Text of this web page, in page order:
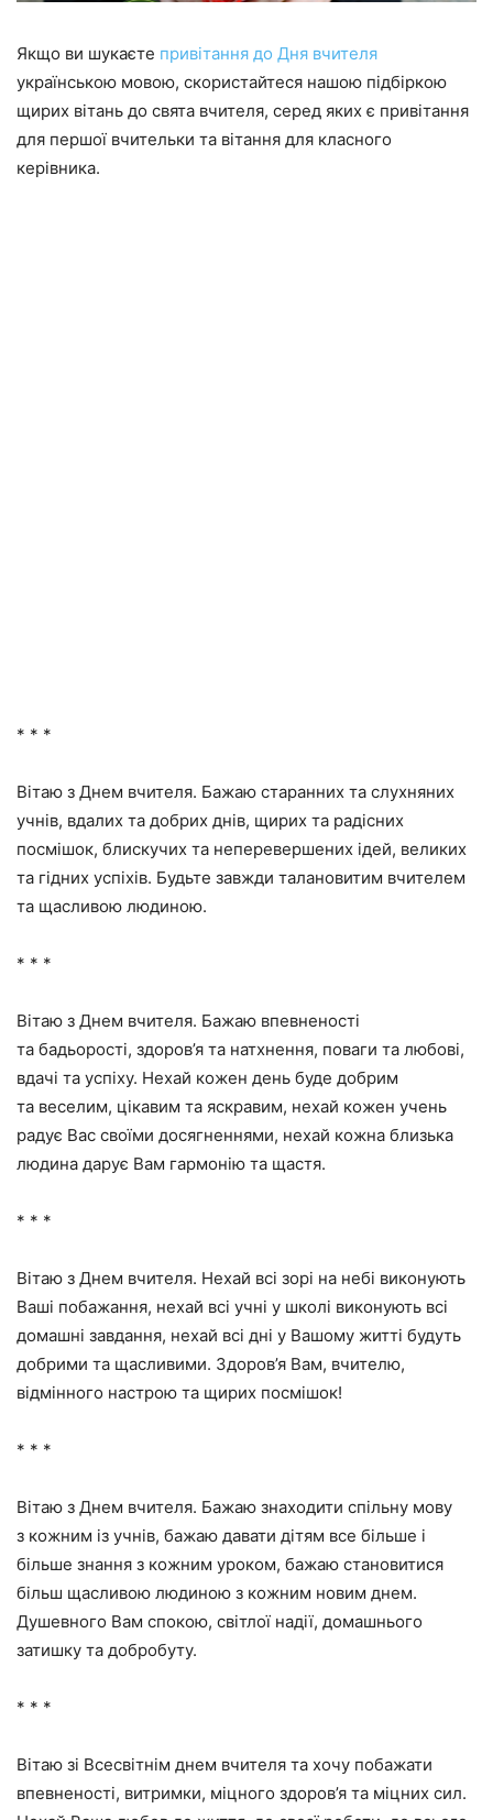
Якщо ви шукаєте привітання до Дня вчителя
українською мовою, скористайтеся нашою підбіркою
щирих вітань до свята вчителя, серед яких є привітання
для першої вчительки та вітання для класного
керівника.
* * *
Вітаю з Днем вчителя. Бажаю старанних та слухняних
учнів, вдалих та добрих днів, щирих та радісних
посмішок, блискучих та неперевершених ідей, великих
та гідних успіхів. Будьте завжди талановитим вчителем
та щасливою людиною.
* * *
Вітаю з Днем вчителя. Бажаю впевненості
та бадьорості, здоров’я та натхнення, поваги та любові,
вдачі та успіху. Нехай кожен день буде добрим
та веселим, цікавим та яскравим, нехай кожен учень
радує Вас своїми досягненнями, нехай кожна близька
людина дарує Вам гармонію та щастя.
* * *
Вітаю з Днем вчителя. Нехай всі зорі на небі виконують
Ваші побажання, нехай всі учні у школі виконують всі
домашні завдання, нехай всі дні у Вашому житті будуть
добрими та щасливими. Здоров’я Вам, вчителю,
відмінного настрою та щирих посмішок!
* * *
Вітаю з Днем вчителя. Бажаю знаходити спільну мову
з кожним із учнів, бажаю давати дітям все більше і
більше знання з кожним уроком, бажаю становитися
більш щасливою людиною з кожним новим днем.
Душевного Вам спокою, світлої надії, домашнього
затишку та добробуту.
* * *
Вітаю зі Всесвітнім днем вчителя та хочу побажати
впевненості, витримки, міцного здоров’я та міцних сил.